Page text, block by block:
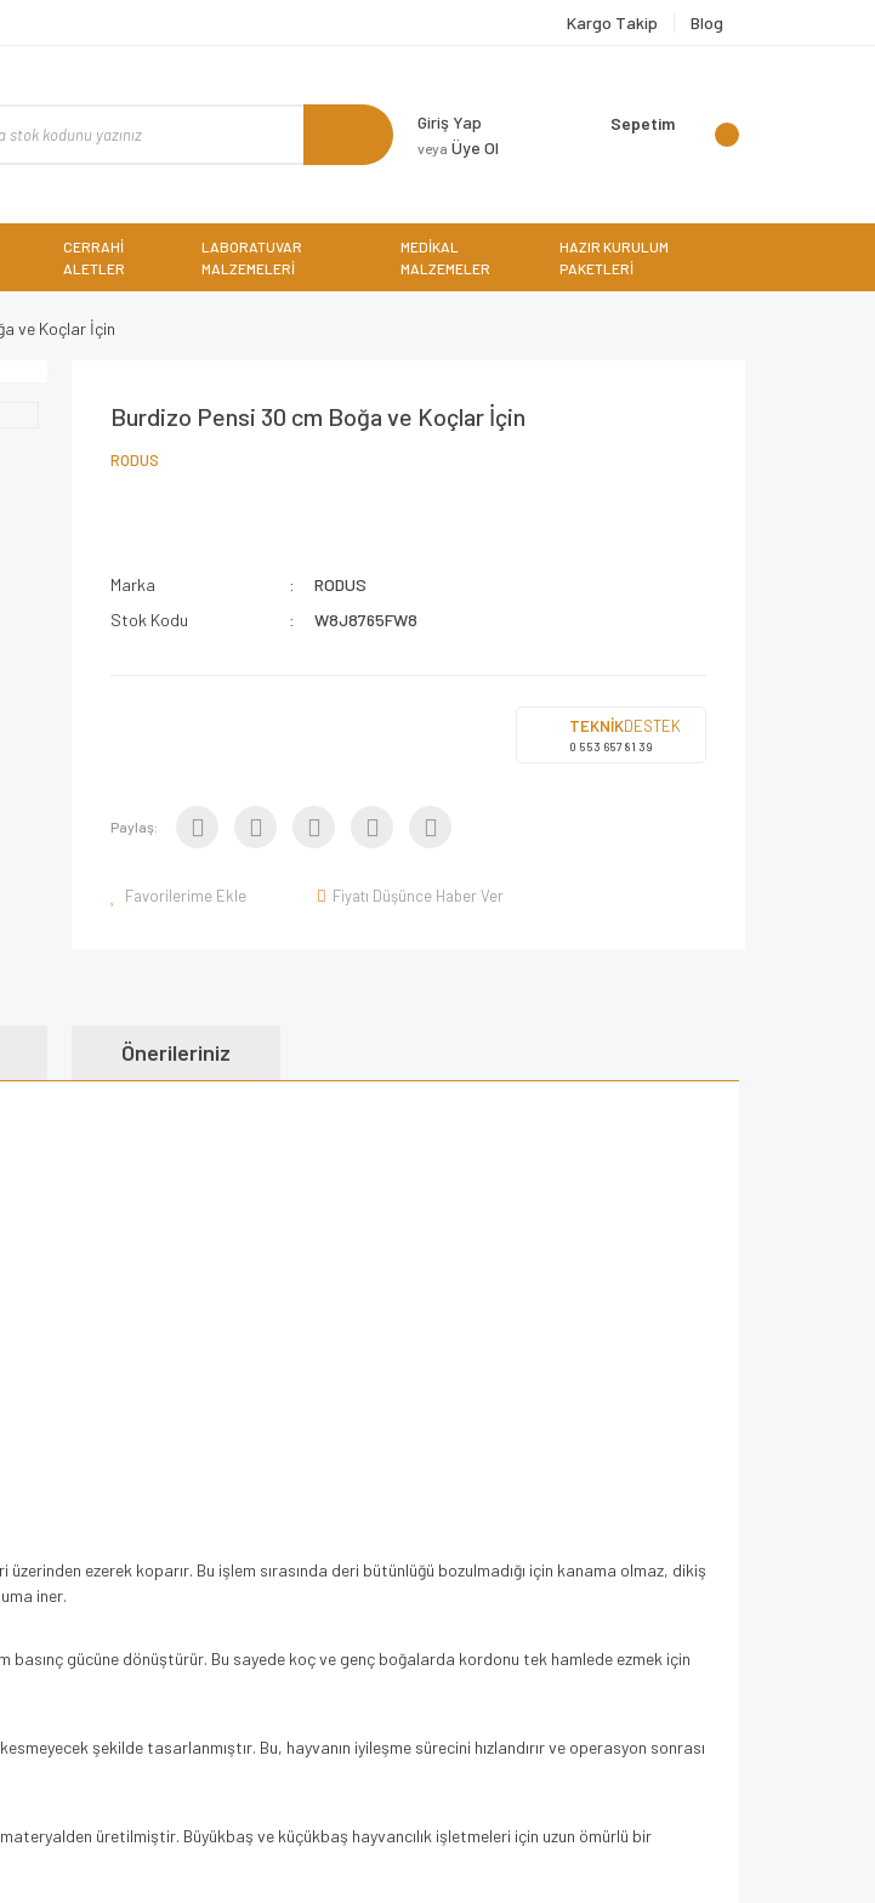
Kargo Takip Blog
Giriş Yap
veya Üye Ol
Sepetim
CERRAHİ
ALETLER
LABORATUVAR
MALZEMELERİ
MEDİKAL
MALZEMELER
HAZIR KURULUM
PAKETLERİ
ve Koçlar İçin
Burdizo Pensi 30 cm Boğa ve Koçlar İçin
RODUS
Marka
RODUS
Stok Kodu
W8J8765FW8
TEKNİKDESTEK
0 553 657 81 39
Paylaş:
Fiyatı Düşünce Haber Ver
Önerileriniz
ezerek koparır. Bu işlem sırasında deri bütünlüğü bozulmadığı için kanama olmaz, dikiş
iner.
basınç gücüne dönüştürür. Bu sayede koç ve genç boğalarda kordonu tek hamlede ezmek için
şekilde tasarlanmıştır. Bu, hayvanın iyileşme sürecini hızlandırır ve operasyon sonrası
üretilmiştir. Büyükbaş ve küçükbaş hayvancılık işletmeleri için uzun ömürlü bir